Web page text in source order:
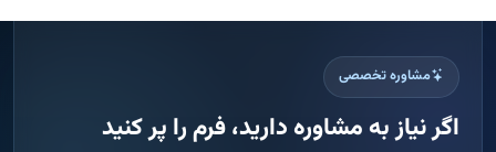
مشاوره تخصصی
اگر نیاز به مشاوره دارید، فرم را پر کنید